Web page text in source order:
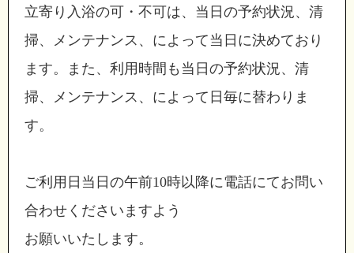
立寄り入浴の可・不可は、当日の予約状況、清
掃、メンテナンス、によって当日に決めており
ます。また、利用時間も当日の予約状況、清
掃、メンテナンス、によって日毎に替わりま
す。
ご利用日当日の午前10時以降に電話にてお問い
合わせくださいますよう
お願いいたします。